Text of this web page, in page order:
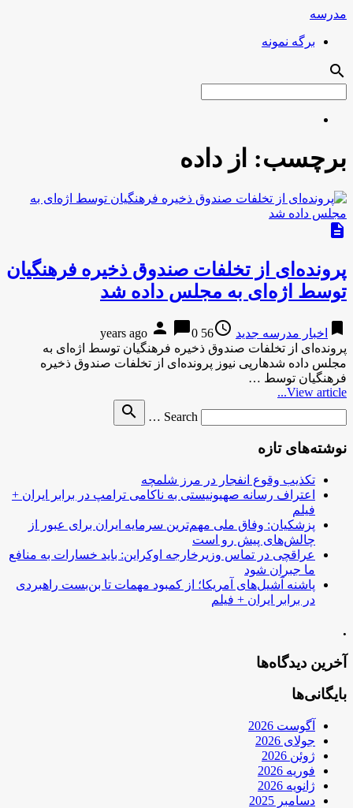
مدرسه
برگه نمونه
search
برچسب: از داده
description
پرونده‌ای از تخلفات صندوق ذخیره فرهنگیان
توسط اژه‌ای به مجلس داده شد
bookmark اخبار مدرسه جدید access_time
56 years ago
person chat_bubble0
پرونده‌ای از تخلفات صندوق ذخیره فرهنگیان توسط اژه‌ای به
مجلس داده شدهارپی نیوز پرونده‌ای از تخلفات صندوق ذخیره
فرهنگیان توسط …
View article...
Search …
search
نوشته‌های تازه
تکذیب وقوع انفجار در مرز شلمچه
اعتراف رسانه صهیونیستی به ناکامی ترامپ در برابر ایران +
فیلم
پزشکیان: وفاق ملی مهم‌ترین سرمایه ایران برای عبور از
چالش‌های پیش رو است
عراقچی در تماس وزیرخارجه اوکراین: باید خسارات به منافع
ما جبران شود
پاشنه آشیل‌های آمریکا؛ از کمبود مهمات تا بن‌بست راهبردی
در برابر ایران + فیلم
.
آخرین دیدگاه‌ها
بایگانی‌ها
آگوست 2026
جولای 2026
ژوئن 2026
فوریه 2026
ژانویه 2026
دسامبر 2025